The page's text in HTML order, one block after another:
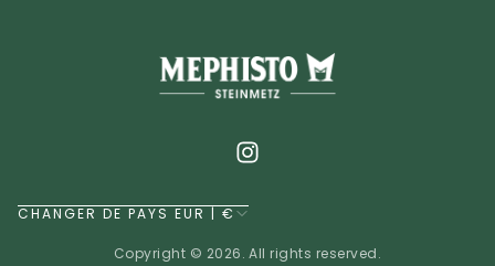
CHANGER DE PAYS EUR | €
Copyright © 2026. All rights reserved.